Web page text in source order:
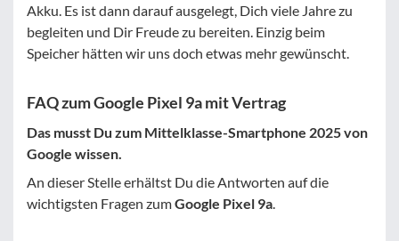
Akku. Es ist dann darauf ausgelegt, Dich viele Jahre zu
begleiten und Dir Freude zu bereiten. Einzig beim
Speicher hätten wir uns doch etwas mehr gewünscht.
FAQ zum Google Pixel 9a mit Vertrag
Das musst Du zum Mittelklasse-Smartphone 2025 von
Google wissen.
An dieser Stelle erhältst Du die Antworten auf die
wichtigsten Fragen zumGoogle Pixel 9a